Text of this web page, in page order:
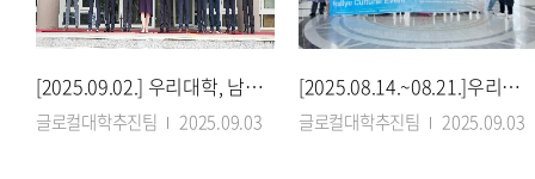
[2025.09.02.] 우리대학, 남원글로컬캠퍼스관리본부 개소…개교 준비 돌입
글로컬대학추진팀 2025.09.03
[2025.08.14.~08.21.]우리대학 기록관리학과, 인문학 캡스톤디자인 새 장 열다
글로컬대학추진팀 2025.09.03